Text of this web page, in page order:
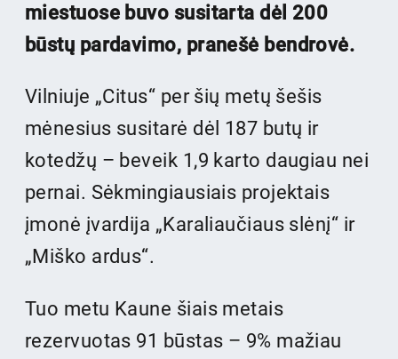
miestuose buvo susitarta dėl 200
būstų pardavimo, pranešė bendrovė.
Vilniuje „Citus“ per šių metų šešis
mėnesius susitarė dėl 187 butų ir
kotedžų – beveik 1,9 karto daugiau nei
pernai. Sėkmingiausiais projektais
įmonė įvardija „Karaliaučiaus slėnį“ ir
„Miško ardus“.
Tuo metu Kaune šiais metais
rezervuotas 91 būstas – 9% mažiau